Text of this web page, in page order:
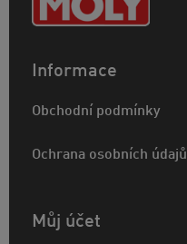
Informace
Obchodní podmínky
Ochrana osobních údajů
Můj účet